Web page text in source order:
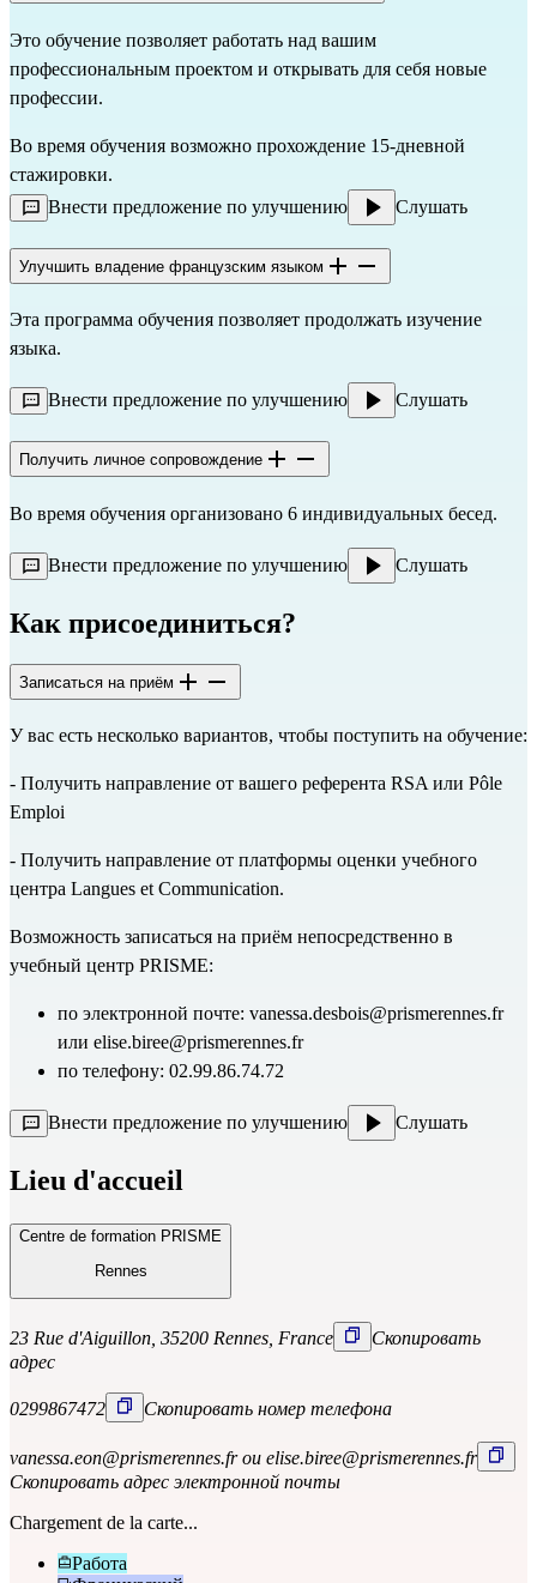
Это обучение позволяет работать над вашим
профессиональным проектом и открывать для себя новые
профессии.
Во время обучения возможно прохождение 15-дневной
стажировки.
Внести предложение по улучшению
Слушать
Улучшить владение французским языком
Эта программа обучения позволяет продолжать изучение
языка.
Внести предложение по улучшению Слушать
Получить личное сопровождение
Во время обучения организовано 6 индивидуальных бесед.
Внести предложение по улучшению Слушать
Как присоединиться?
Записаться на приём
У вас есть несколько вариантов, чтобы поступить на обучение:
- Получить направление от вашего референта RSA или Pôle
Emploi
- Получить направление от платформы оценки учебного
центра Langues et Communication.
Возможность записаться на приём непосредственно в
учебный центр PRISME:
по электронной почте: vanessa.desbois@prismerennes.fr
или elise.biree@prismerennes.fr
по телефону: 02.99.86.74.72
Внести предложение по улучшению Слушать
Lieu d'accueil
Centre de formation PRISME
Rennes
23 Rue d'Aiguillon, 35200 Rennes, France
Скопировать
адрес
0299867472 Скопировать номер телефона
vanessa.eon@prismerennes.fr ou elise.biree@prismerennes.fr
Скопировать адрес электронной почты
Chargement de la carte...
Работа